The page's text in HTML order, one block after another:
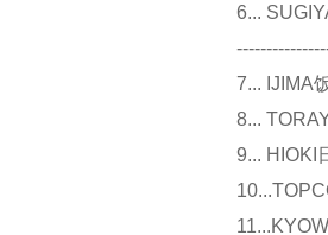
6...
7... IJIMA
8...
9... HIOKI